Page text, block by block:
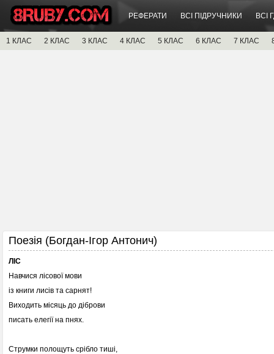
РЕФЕРАТИ ВСІ ПІДРУЧНИКИ ВСІ
1 КЛАС 2 КЛАС 3 КЛАС 4 КЛАС 5 КЛАС 6 КЛАС 7 КЛАС
Поезія (Богдан-Ігор Антонич)
ЛІС
Навчися лісової мови
із книги лисів та сарнят!
Виходить місяць до діброви
писать елегії на пнях.
Струмки полощуть срібло тиші,